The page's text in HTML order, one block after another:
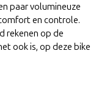
paar volumineuze
en controle.
rekenen op de
ook is, op deze bike